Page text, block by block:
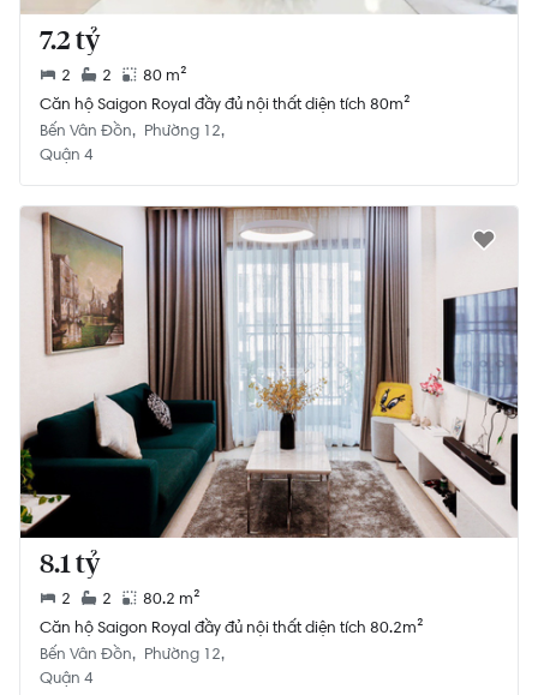
7.2 tỷ
2 2
80 m²
Căn hộ Saigon Royal đầy đủ nội thất diện tích 80m²
Bến Vân Đồn
Phường 12
Quận 4
8.1 tỷ
2 2
80.2 m²
Căn hộ Saigon Royal đầy đủ nội thất diện tích 80.2m²
Bến Vân Đồn
Phường 12
Quận 4